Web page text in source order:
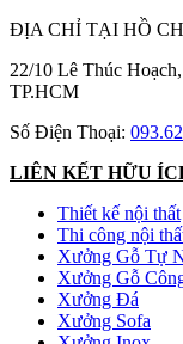
ĐỊA CHỈ TẠI HỒ
22/10 Lê Thúc
TP.HCM
Số Điện Thoại:
LIÊN KẾT HỮU
Thiết kế nội thất
Thi công nội
Xưởng Gỗ Tự
Xưởng Gỗ
Xưởng Đá
Xưởng Sofa